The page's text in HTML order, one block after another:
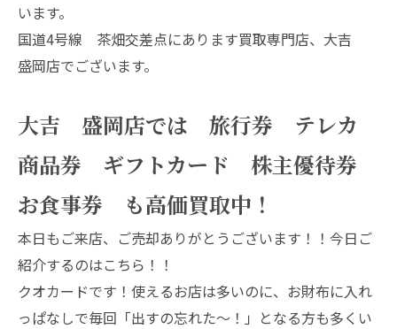
います。
国道4号線 茶畑交差点にあります買取専門店、大吉
盛岡店でございます。
大吉 盛岡店では 旅行券 テレカ
商品券 ギフトカード 株主優待券
お食事券 も高価買取中！
本日もご来店、ご売却ありがとうございます！！今日ご
紹介するのはこちら！！
クオカードです！使えるお店は多いのに、お財布に入れ
っぱなしで毎回「出すの忘れた～！」となる方も多くい